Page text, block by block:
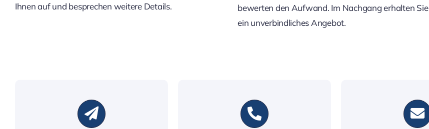
Ihnen auf und besprechen weitere Details.
bewerten den Aufwand. Im Nachgang erhalten Sie
ein unverbindliches Angebot.